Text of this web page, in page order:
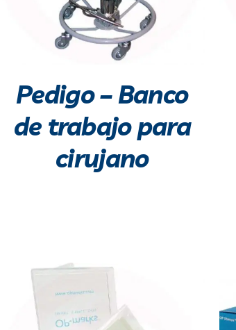
Pedigo – Banco
de trabajo para
cirujano